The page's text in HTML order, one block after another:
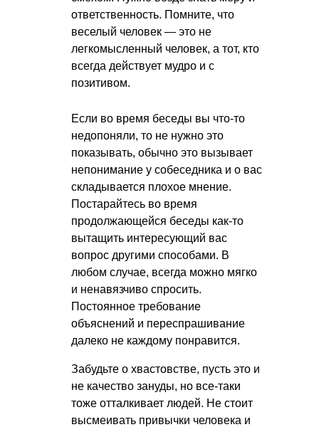
ответственность. Помните, что
веселый человек — это не
легкомысленный человек, а тот, кто
всегда действует мудро и с
позитивом.
Если во время беседы вы что-то
недопоняли, то не нужно это
показывать, обычно это вызывает
непонимание у собеседника и о вас
складывается плохое мнение.
Постарайтесь во время
продолжающейся беседы как-то
вытащить интересующий вас
вопрос другими способами. В
любом случае, всегда можно мягко
и ненавязчиво спросить.
Постоянное требование
объяснений и переспрашивание
далеко не каждому понравится.
Забудьте о хвастовстве, пусть это и
не качество зануды, но все-таки
тоже отталкивает людей. Не стоит
высмеивать привычки человека и